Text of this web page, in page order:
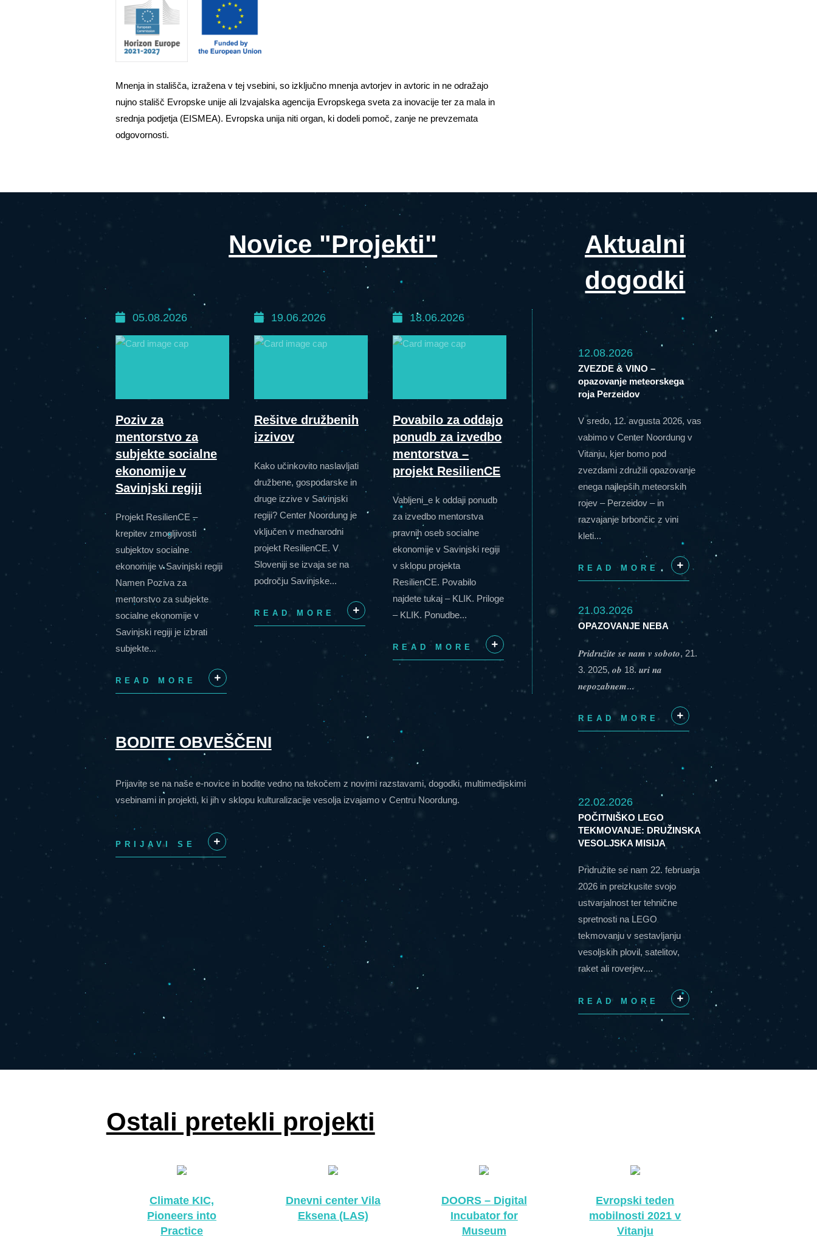
Mnenja in stališča, izražena v tej vsebini, so izključno mnenja avtorjev in avtoric in ne odražajo
nujno stališč Evropske unije ali Izvajalska agencija Evropskega sveta za inovacije ter za mala in
srednja podjetja (EISMEA). Evropska unija niti organ, ki dodeli pomoč, zanje ne prevzemata
odgovornosti.
Novice "Projekti"
05.08.2026
Poziv za
mentorstvo za
subjekte socialne
ekonomije v
Savinjski regiji
Projekt ResilienCE –
krepitev zmogljivosti
subjektov socialne
ekonomije v Savinjski regiji
Namen Poziva za
mentorstvo za subjekte
socialne ekonomije v
Savinjski regiji je izbrati
subjekte...
READ MORE
+
19.06.2026
Rešitve družbenih
izzivov
Kako učinkovito naslavljati
družbene, gospodarske in
druge izzive v Savinjski
regiji? Center Noordung je
vključen v mednarodni
projekt ResilienCE. V
Sloveniji se izvaja se na
področju Savinjske...
READ MORE
+
18.06.2026
Povabilo za oddajo
ponudb za izvedbo
mentorstva –
projekt ResilienCE
Vabljeni_e k oddaji ponudb
za izvedbo mentorstva
pravnih oseb socialne
ekonomije v Savinjski regiji
v sklopu projekta
ResilienCE. Povabilo
najdete tukaj – KLIK. Priloge
– KLIK. Ponudbe...
READ MORE
+
BODITE OBVEŠČENI
Prijavite se na naše e-novice in bodite vedno na tekočem z novimi razstavami, dogodki, multimedijskimi
vsebinami in projekti, ki jih v sklopu kulturalizacije vesolja izvajamo v Centru Noordung.
PRIJAVI SE
+
Aktualni
dogodki
12.08.2026
ZVEZDE & VINO –
opazovanje meteorskega
roja Perzeidov
V sredo, 12. avgusta 2026, vas
vabimo v Center Noordung v
Vitanju, kjer bomo pod
zvezdami združili opazovanje
enega najlepših meteorskih
rojev – Perzeidov – in
razvajanje brbončic z vini
kleti...
READ MORE
+
21.03.2026
OPAZOVANJE NEBA
𝑷𝒓𝒊𝒅𝒓𝒖𝒛̌𝒊𝒕𝒆 𝒔𝒆 𝒏𝒂𝒎 𝒗 𝒔𝒐𝒃𝒐𝒕𝒐, 21.
3. 2025, 𝒐𝒃 18. 𝒖𝒓𝒊 𝒏𝒂
𝒏𝒆𝒑𝒐𝒛𝒂𝒃𝒏𝒆𝒎...
READ MORE
+
22.02.2026
POČITNIŠKO LEGO
TEKMOVANJE: DRUŽINSKA
VESOLJSKA MISIJA
Pridružite se nam 22. februarja
2026 in preizkusite svojo
ustvarjalnost ter tehnične
spretnosti na LEGO
tekmovanju v sestavljanju
vesoljskih plovil, satelitov,
raket ali roverjev....
READ MORE
+
Ostali pretekli projekti
Climate KIC,
Pioneers into
Practice
Dnevni center Vila
Eksena (LAS)
DOORS – Digital
Incubator for
Museum
Evropski teden
mobilnosti 2021 v
Vitanju